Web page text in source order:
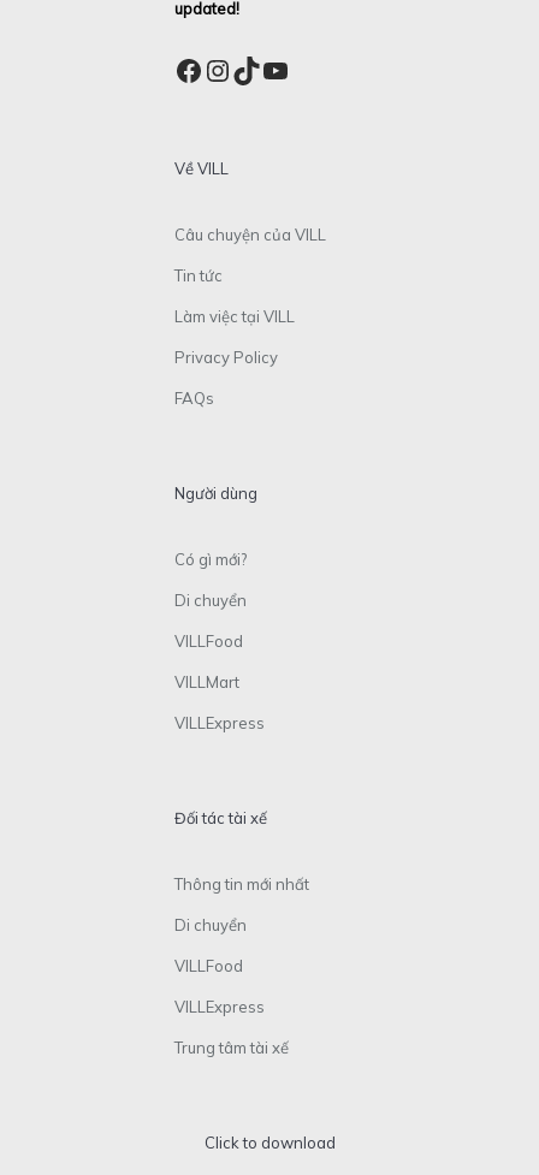
updated!
Facebook
Instagram
TikTok
YouTube
Về VILL
Câu chuyện của VILL
Tin tức
Làm việc tại VILL
Privacy Policy
FAQs
Người dùng
Có gì mới?
Di chuyển
VILLFood
VILLMart
VILLExpress
Đối tác tài xế
Thông tin mới nhất
Di chuyển
VILLFood
VILLExpress
Trung tâm tài xế
Click to download